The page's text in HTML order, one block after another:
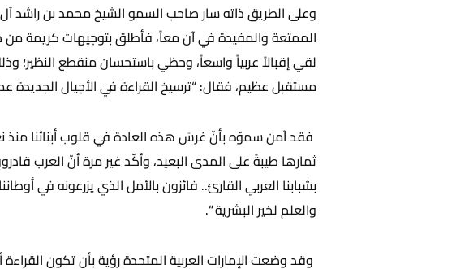
وعلى الطريق ذاته سار صاحب السمو الشيخ محمد بن راشد
الممتعة والمفيدة في آن معاً، فأطلق بتوجيهات كريمة
لقي إقبالاً عربياً واسعاً، وحظي باستحسان منقطع النظير؛
مستقبل عظيم، فقال: “ترسيخ القراءة في الأجيال الجديدة
فقد آمن سموّه بأنّ غرسَ هذه العادة في قلوب أبنائنا منذ
ثمارها طيبةً على المدى البعيد، وأكّد غير مرة أنّ العرب
بشبابنا العربي القارئ.. فائزون بالأمل الذي يزرعونه في
والعلم لخير البشرية “.